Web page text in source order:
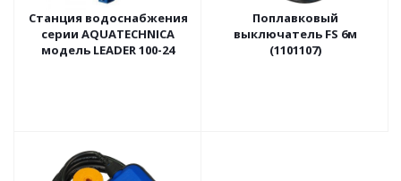
Станция водоснабжения
серии AQUATECHNICA
модель LEADER 100-24
Поплавковый
выключатель FS 6м
(1101107)